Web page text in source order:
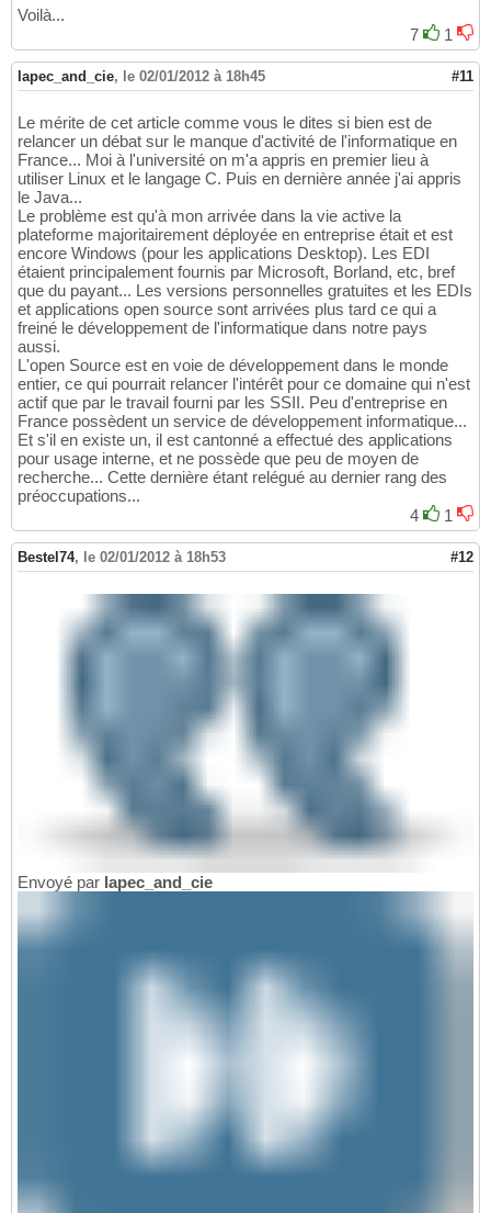
Voilà...
7
1
lapec_and_cie, le 02/01/2012 à 18h45 #11
Le mérite de cet article comme vous le dites si bien est de
relancer un débat sur le manque d'activité de l'informatique en
France... Moi à l'université on m'a appris en premier lieu à
utiliser Linux et le langage C. Puis en dernière année j'ai appris
le Java...
Le problème est qu'à mon arrivée dans la vie active la
plateforme majoritairement déployée en entreprise était et est
encore Windows (pour les applications Desktop). Les EDI
étaient principalement fournis par Microsoft, Borland, etc, bref
que du payant... Les versions personnelles gratuites et les EDIs
et applications open source sont arrivées plus tard ce qui a
freiné le développement de l'informatique dans notre pays
aussi.
L'open Source est en voie de développement dans le monde
entier, ce qui pourrait relancer l'intérêt pour ce domaine qui n'est
actif que par le travail fourni par les SSII. Peu d'entreprise en
France possèdent un service de développement informatique...
Et s'il en existe un, il est cantonné a effectué des applications
pour usage interne, et ne possède que peu de moyen de
recherche... Cette dernière étant relégué au dernier rang des
préoccupations...
4
1
Bestel74, le 02/01/2012 à 18h53 #12
Envoyé par lapec_and_cie